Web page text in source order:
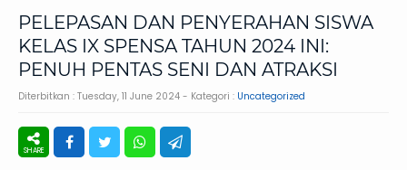
PELEPASAN DAN PENYERAHAN SISWA
KELAS IX SPENSA TAHUN 2024 INI:
PENUH PENTAS SENI DAN ATRAKSI
Diterbitkan : Tuesday, 11 June 2024 - Kategori : Uncategorized